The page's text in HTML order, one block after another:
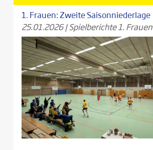
1. Frauen: Zweite Saisonniederlage
25.01.2026|Spielberichte 1.